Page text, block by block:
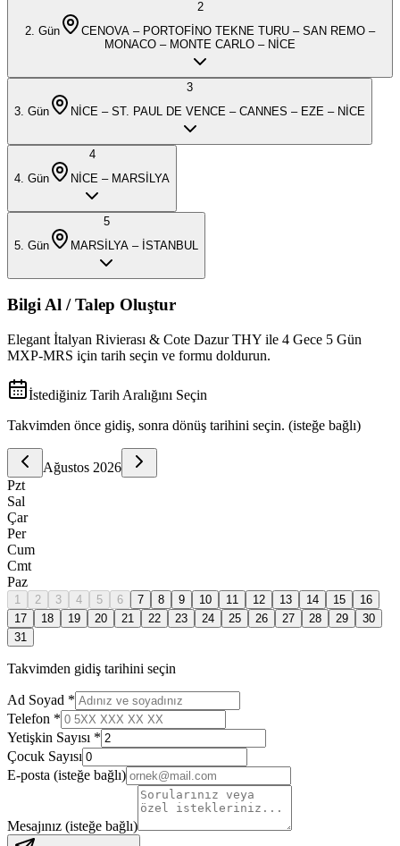
2
2 . Gün
CENOVA – PORTOFİNO TEKNE TURU – SAN REMO –
MONACO – MONTE CARLO – NİCE
3
3 . Gün NİCE – ST. PAUL DE VENCE – CANNES – EZE – NİCE
4
4 . Gün NİCE – MARSİLYA
5
5 . Gün MARSİLYA – İSTANBUL
Bilgi Al / Talep Oluştur
Elegant İtalyan Rivierası & Cote Dazur THY ile 4 Gece 5 Gün
MXP-MRS için tarih seçin ve formu doldurun.
İstediğiniz Tarih Aralığını Seçin
Takvimden önce gidiş, sonra dönüş tarihini seçin. (isteğe bağlı)
Ağustos 2026
Pzt
Sal
Çar
Per
Cum
Cmt
Paz
1 2 3 4 5 6 7 8 9 10 11 12 13 14 15
16
17
18 19 20 21 22 23 24 25 26 27 28 29
30
31
Takvimden gidiş tarihini seçin
Ad Soyad *
Telefon *
Yetişkin Sayısı *
Çocuk Sayısı
E-posta (isteğe bağlı)
Mesajınız (isteğe bağlı)